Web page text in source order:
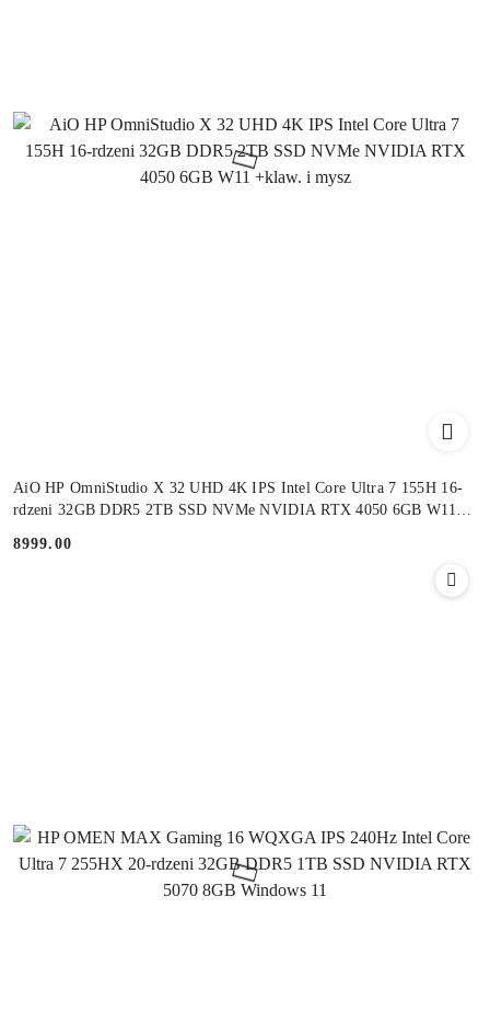
AiO HP OmniStudio X 32 UHD 4K IPS Intel Core Ultra 7 155H 16-
rdzeni 32GB DDR5 2TB SSD NVMe NVIDIA RTX 4050 6GB W11
Cena:
8999.00